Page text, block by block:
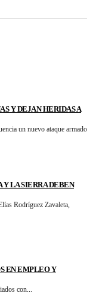
Y DEJAN HERIDAS A
un nuevo ataque
LA SIERRA DEBEN
Rodríguez Zavaleta,
EN EMPLEO Y
con...